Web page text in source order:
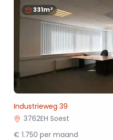
331m²
Industrieweg 39
3762EH Soest
€ 1.750 per maand